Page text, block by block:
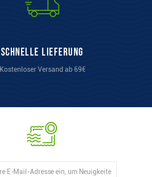
Schnelle Lieferung
Kostenloser Versand ab 69€